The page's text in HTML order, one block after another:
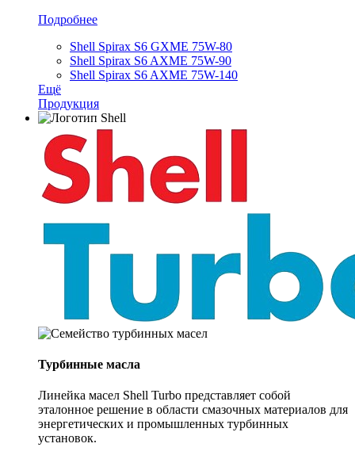
Подробнее
Shell Spirax S6 GXME 75W-80
Shell Spirax S6 AXME 75W-90
Shell Spirax S6 AXME 75W-140
Ещё
Продукция
Турбинные масла
Линейка масел Shell Turbo представляет собой
эталонное решение в области смазочных материалов для
энергетических и промышленных турбинных
установок.